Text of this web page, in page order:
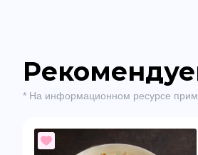
* На информационном ресурсе